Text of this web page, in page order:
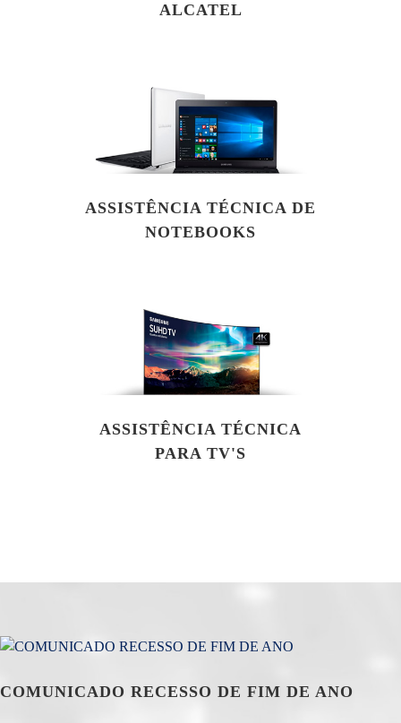
ALCATEL
ASSISTÊNCIA TÉCNICA DE
NOTEBOOKS
ASSISTÊNCIA TÉCNICA
PARA TV'S
COMUNICADO RECESSO DE FIM DE ANO